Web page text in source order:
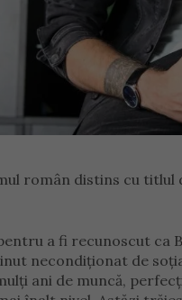
român distins cu
a fi recunoscut
necondiționat de
ani de muncă,